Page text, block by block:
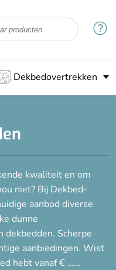
Dekbedovertrekken
kwaliteit en om
niet? Bij Dekbed-
aanbod diverse
dunne
Scherpe
aanbiedingen. Wist
hebt vanaf € ……